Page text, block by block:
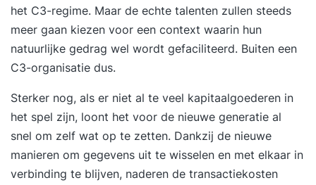
het C3-regime. Maar de echte talenten zullen steeds
meer gaan kiezen voor een context waarin hun
natuurlijke gedrag wel wordt gefaciliteerd. Buiten een
C3-organisatie dus.
Sterker nog, als er niet al te veel kapitaalgoederen in
het spel zijn, loont het voor de nieuwe generatie al
snel om zelf wat op te zetten. Dankzij de nieuwe
manieren om gegevens uit te wisselen en met elkaar in
verbinding te blijven, naderen de transactiekosten